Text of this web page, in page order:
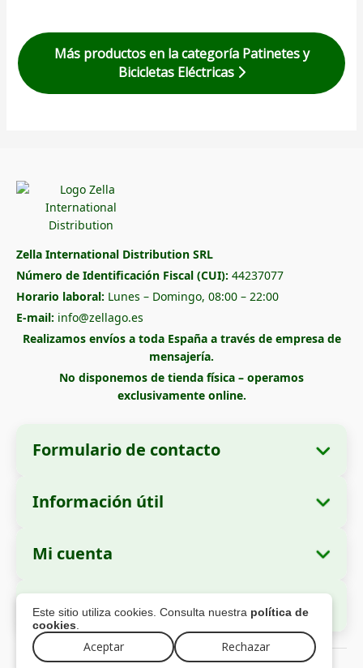
Este sitio utiliza cookies. Consulta nuestra política de
cookies
Aceptar Rechazar
Más productos en la categoría Patinetes y
Bicicletas Eléctricas
Zella International Distribution SRL
Número de Identificación Fiscal (CUI): 44237077
Horario laboral: Lunes – Domingo, 08:00 – 22:00
E-mail: info@zellago.es
Realizamos envíos a toda España a través de empresa de
mensajería.
No disponemos de tienda física – operamos
exclusivamente online.
Formulario de contacto
Razón social:
SRL
Domicilio social:Strada Cuza Vodă nr. 97,
Sector 4, București, 040283, Rumanía
Número de Identificación Fiscal (CUI):
44237077
Información útil
Cómo realizar un pedido
Métodos de pago
Información de envío
Política de devoluciones
Mi cuenta
Mis pedidos
Datos personales
Direcciones
Pago Seguro